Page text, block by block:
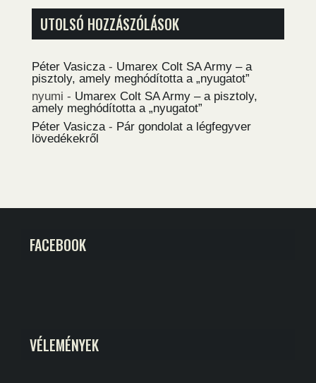
UTOLSÓ HOZZÁSZÓLÁSOK
Péter Vasicza - Umarex Colt SA Army – a
pisztoly, amely meghódította a „nyugatot”
nyumi - Umarex Colt SA Army – a pisztoly,
amely meghódította a „nyugatot”
Péter Vasicza - Pár gondolat a légfegyver
lövedékekről
FACEBOOK
VÉLEMÉNYEK